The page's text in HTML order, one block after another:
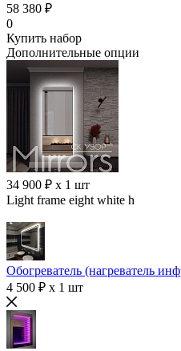
58 380 ₽
0
Купить набор
Дополнительные опции
34 900 ₽ x 1 шт
Light frame eight white h
Обогреватель (нагреватель
4 500 ₽ x 1 шт